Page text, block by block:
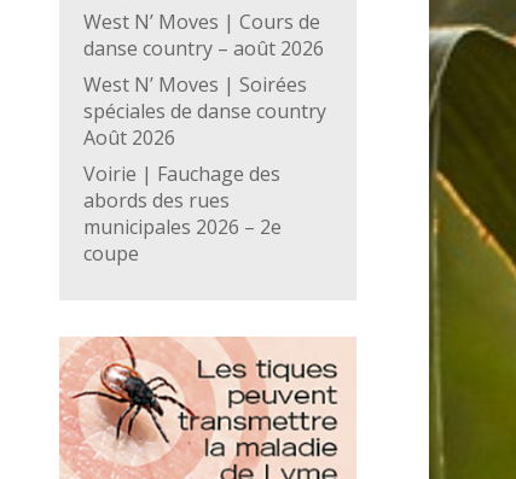
West N’ Moves | Cours de
danse country – août 2026
West N’ Moves | Soirées
spéciales de danse country
Août 2026
Voirie | Fauchage des
abords des rues
municipales 2026 – 2e
coupe